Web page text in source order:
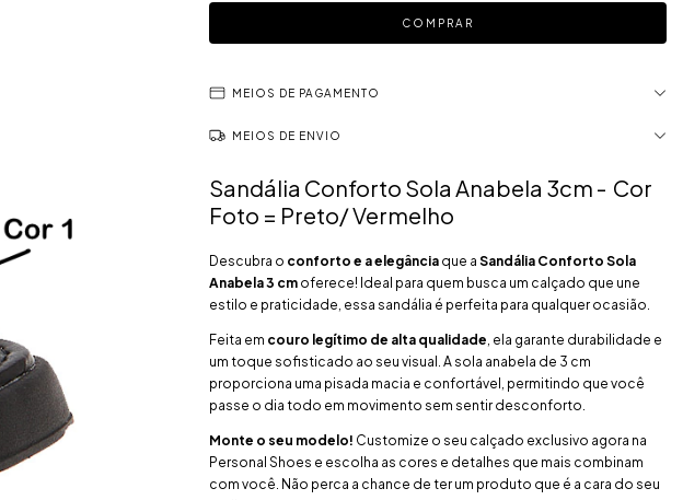
MEIOS DE PAGAMENTO
MEIOS DE ENVIO
Sandália Conforto Sola Anabela 3cm - Cor
Foto = Preto/ Vermelho
Descubra o conforto e a elegância que a Sandália Conforto Sola
Anabela 3 cm oferece! Ideal para quem busca um calçado que une
estilo e praticidade, essa sandália é perfeita para qualquer ocasião.
Feita em couro legítimo de alta qualidade, ela garante durabilidade e
um toque sofisticado ao seu visual. A sola anabela de 3 cm
proporciona uma pisada macia e confortável, permitindo que você
passe o dia todo em movimento sem sentir desconforto.
Monte o seu modelo! Customize o seu calçado exclusivo agora na
Personal Shoes e escolha as cores e detalhes que mais combinam
com você. Não perca a chance de ter um produto que é a cara do seu